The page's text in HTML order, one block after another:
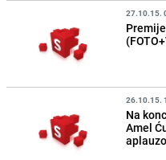
27.10.15.
26.10.15.
Na
Amel